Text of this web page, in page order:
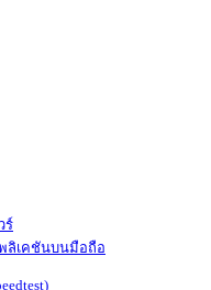
ร์
ลิเคชันบนมือถือ